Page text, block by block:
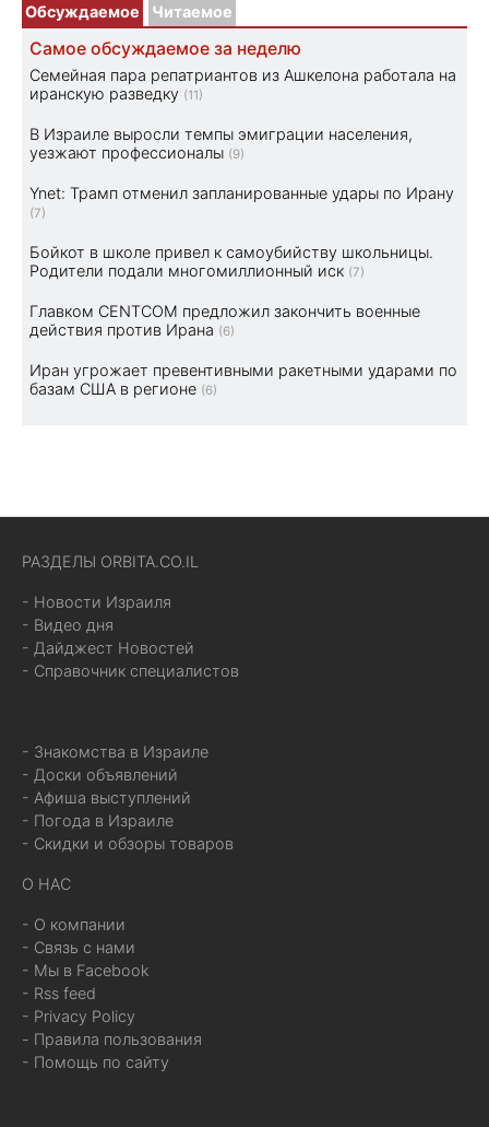
Обсуждаемое Читаемое
Самое обсуждаемое за неделю
Семейная пара репатриантов из Ашкелона работала на
иранскую разведку (11)
В Израиле выросли темпы эмиграции населения,
уезжают профессионалы (9)
Ynet: Трамп отменил запланированные удары по Ирану
(7)
Бойкот в школе привел к самоубийству школьницы.
Родители подали многомиллионный иск (7)
Главком CENTCOM предложил закончить военные
действия против Ирана (6)
Иран угрожает превентивными ракетными ударами по
базам США в регионе (6)
РАЗДЕЛЫ ORBITA.CO.IL
- Новости Израиля
- Видео дня
- Дайджест Новостей
- Справочник специалистов
- Знакомства в Израиле
- Доски объявлений
- Афиша выступлений
- Погода в Израиле
- Скидки и обзоры товаров
О НАС
- О компании
- Связь с нами
- Мы в Facebook
- Rss feed
- Privacy Policy
- Правила пользования
- Помощь по сайту